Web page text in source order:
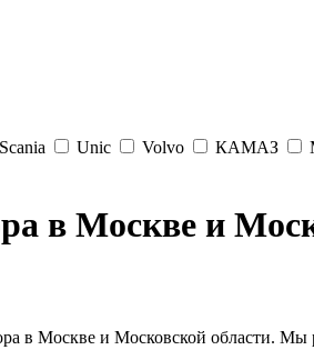
Scania Unic Volvo КАМАЗ
в Москве и
в Москве и Московской области.